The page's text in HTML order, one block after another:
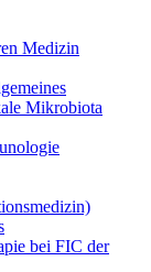
Medizin
Mikrobiota
bei FIC der